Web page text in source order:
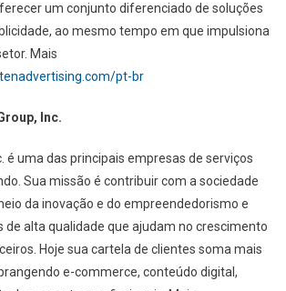
um conjunto diferenciado de soluções
ao mesmo tempo em que impulsiona
Mais
pt-br
Inc.
é uma das principais empresas de serviços
Sua missão é contribuir com a sociedade
da inovação e do empreendedorismo e
de alta qualidade que ajudam no crescimento
Hoje sua cartela de clientes soma mais
e-commerce, conteúdo digital,